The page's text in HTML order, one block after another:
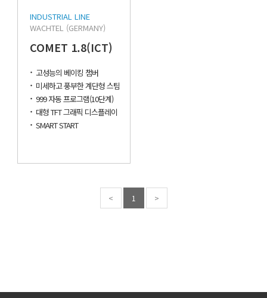
INDUSTRIAL LINE
WACHTEL (GERMANY)
COMET 1.8(ICT)
고성능의 베이킹 챔버
미세하고 풍부한 계단형 스팀
999 자동 프로그램(10단계)
대형 TFT 그래픽 디스플레이
SMART START
< 1 >